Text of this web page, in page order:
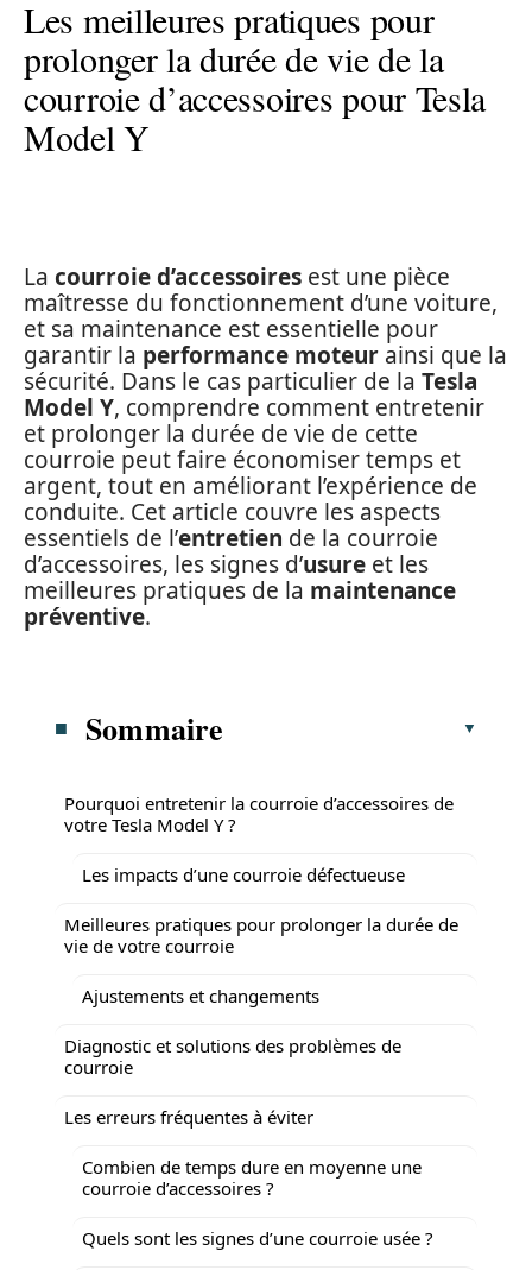
Les meilleures pratiques pour
prolonger la durée de vie de la
courroie d’accessoires pour Tesla
Model Y
La courroie d’accessoires est une pièce
maîtresse du fonctionnement d’une voiture,
et sa maintenance est essentielle pour
garantir la performance moteur ainsi que la
sécurité. Dans le cas particulier de la Tesla
Model Y, comprendre comment entretenir
et prolonger la durée de vie de cette
courroie peut faire économiser temps et
argent, tout en améliorant l’expérience de
conduite. Cet article couvre les aspects
essentiels de l’entretien de la courroie
d’accessoires, les signes d’usure et les
meilleures pratiques de la maintenance
préventive.
Sommaire
Pourquoi entretenir la courroie d’accessoires de
votre Tesla Model Y ?
Les impacts d’une courroie défectueuse
Meilleures pratiques pour prolonger la durée de
vie de votre courroie
Ajustements et changements
Diagnostic et solutions des problèmes de
courroie
Les erreurs fréquentes à éviter
Combien de temps dure en moyenne une
courroie d’accessoires ?
Quels sont les signes d’une courroie usée ?